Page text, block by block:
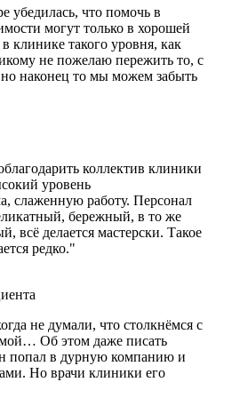
убедилась, что помочь в
могут только в хорошей
клинике такого уровня, как
не пожелаю пережить то, с
но наконец то мы можем забыть
коллектив клиники
уровень
слаженную работу. Персонал
бережный, в то же
всё делается мастерски. Такое
редко."
не думали, что столкнёмся с
Об этом даже писать
попал в дурную компанию и
Но врачи клиники его